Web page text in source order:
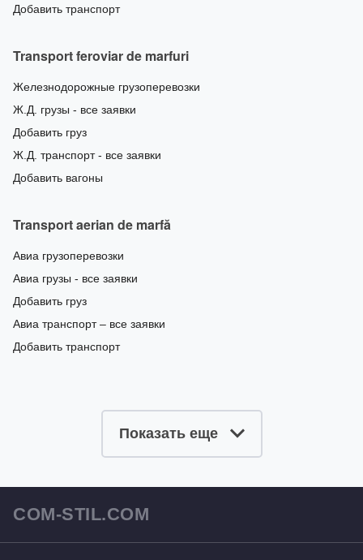
Добавить транспорт
Transport feroviar de marfuri
Железнодорожные грузоперевозки
Ж.Д. грузы - все заявки
Добавить груз
Ж.Д. транспорт - все заявки
Добавить вагоны
Transport aerian de marfă
Авиа грузоперевозки
Авиа грузы - все заявки
Добавить груз
Авиа транспорт – все заявки
Добавить транспорт
Показать еще
COM-STIL.COM